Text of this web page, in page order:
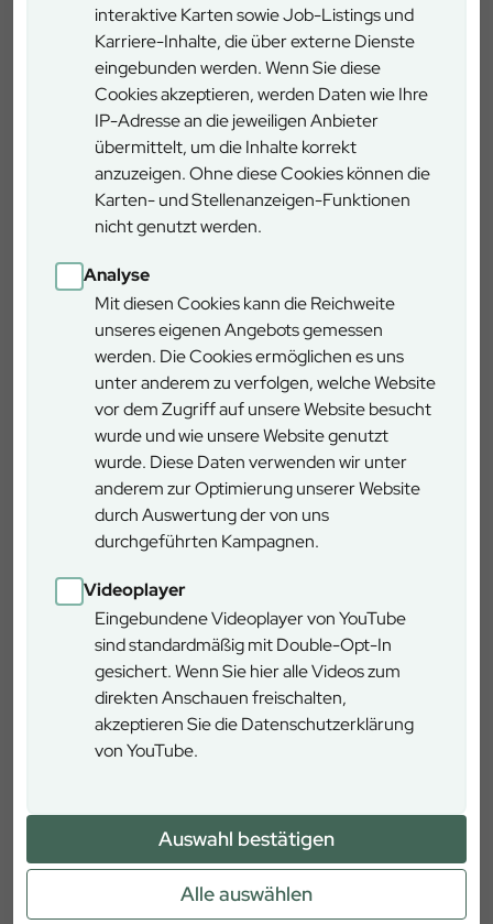
interaktive Karten sowie Job-Listings und
Karriere-Inhalte, die über externe Dienste
eingebunden werden. Wenn Sie diese
Cookies akzeptieren, werden Daten wie Ihre
IP-Adresse an die jeweiligen Anbieter
übermittelt, um die Inhalte korrekt
anzuzeigen. Ohne diese Cookies können die
Karten- und Stellenanzeigen-Funktionen
nicht genutzt werden.
Analyse
Mit diesen Cookies kann die Reichweite
unseres eigenen Angebots gemessen
werden. Die Cookies ermöglichen es uns
unter anderem zu verfolgen, welche Website
vor dem Zugriff auf unsere Website besucht
wurde und wie unsere Website genutzt
wurde. Diese Daten verwenden wir unter
anderem zur Optimierung unserer Website
durch Auswertung der von uns
durchgeführten Kampagnen.
Videoplayer
Eingebundene Videoplayer von YouTube
sind standardmäßig mit Double-Opt-In
gesichert. Wenn Sie hier alle Videos zum
direkten Anschauen freischalten,
akzeptieren Sie die Datenschutzerklärung
von YouTube.
Auswahl bestätigen
Alle auswählen
Mit dem Auto:
Verlassen Sie die A 93 an der Anschlussstelle 29 „Pfreimd“
und fahren Sie auf der ST 2157 weiter in Richtung
Trausnitz/Tännesberg. Dann biegen Sie zweimal rechts ab ,
um auf dieser Straße zu bleiben. Die Strecke führt Sie
entlang des Pfreimdtales. Nach wenige Kilometer biegen
Sie in Kaltenthal rechts am, um die Pfreimd zu überqueren.
Dann folgen Sie weiter der Straße bis nach Tännesberg.
Lehrpfaden“.
Details
Zeitbedarf 1-2 Stunden
3 km
Schwierigkeitsgrad gering
Rundweg ja
Rollstuhlgerecht ja
Anreise ÖPNV nein
Weitere Informationen